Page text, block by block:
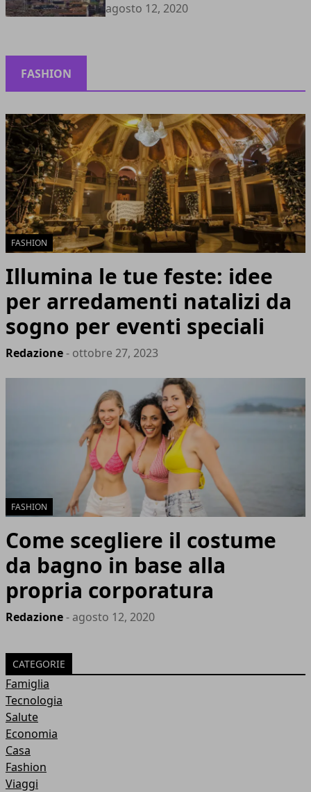
agosto 12, 2020
FASHION
FASHION
Illumina le tue feste: idee
per arredamenti natalizi da
sogno per eventi speciali
Redazione- ottobre 27, 2023
FASHION
Come scegliere il costume
da bagno in base alla
propria corporatura
Redazione- agosto 12, 2020
CATEGORIE
Famiglia
Tecnologia
Salute
Economia
Casa
Fashion
Viaggi